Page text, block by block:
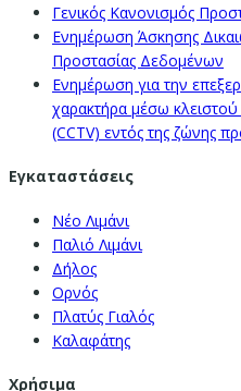
Γενικός Κανονισμός
Ενημέρωση Άσκησης
Προστασίας Δεδομένων
Ενημέρωση για την
χαρακτήρα μέσω
(CCTV) εντός της ζώνης
Εγκαταστάσεις
Νέο Λιμάνι
Παλιό Λιμάνι
Δήλος
Ορνός
Πλατύς Γιαλός
Καλαφάτης
Χρήσιμα